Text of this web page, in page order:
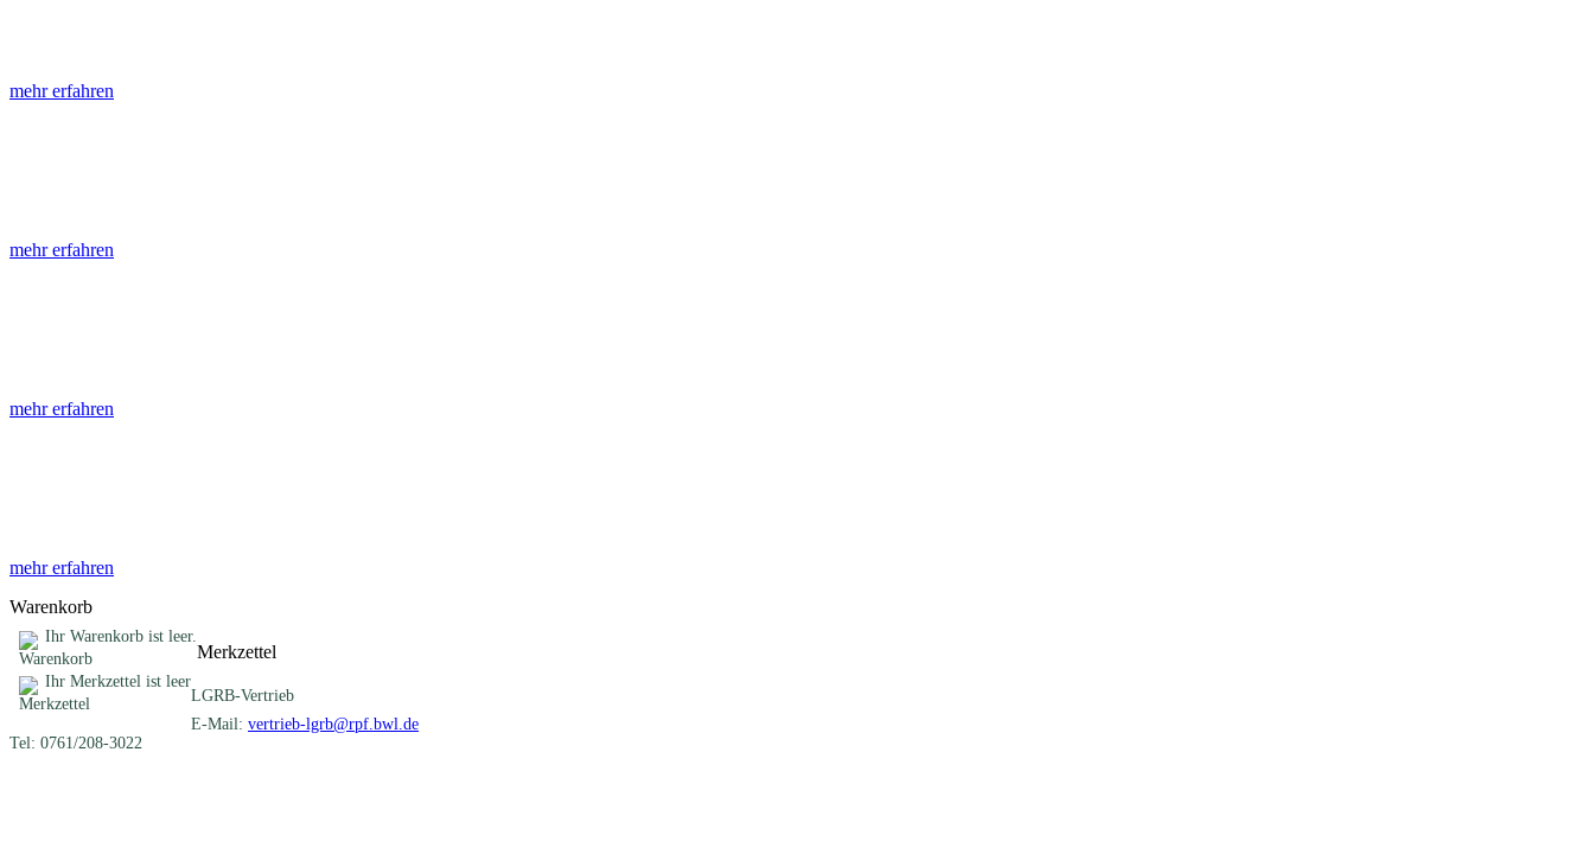
mehr erfahren
mehr erfahren
mehr erfahren
mehr erfahren
Warenkorb
Ihr Warenkorb ist leer.
Merkzettel
Ihr Merkzettel ist leer
LGRB-Vertrieb
E-Mail: vertrieb-lgrb@rpf.bwl.de
Tel: 0761/208-3022